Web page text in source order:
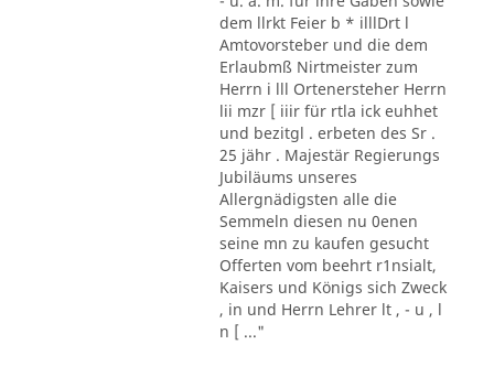
dem llrkt Feier b * illlDrt l
Amtovorsteber und die dem
Erlaubmß Nirtmeister zum
Herrn i lll Ortenersteher Herrn
lii mzr [ iiir für rtla ick euhhet
und bezitgl . erbeten des Sr .
25 jähr . Majestär Regierungs
Jubiläums unseres
Allergnädigsten alle die
Semmeln diesen nu 0enen
seine mn zu kaufen gesucht
Offerten vom beehrt r1nsialt,
Kaisers und Königs sich Zweck
, in und Herrn Lehrer lt , - u , l
n [ ..."